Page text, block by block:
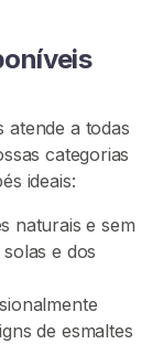
atende a todas
categorias
ideais:
naturais e sem
e dos
de esmaltes